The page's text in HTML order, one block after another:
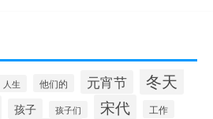
人生 他们的 元宵节 冬天
孩子 孩子们 宋代 工作